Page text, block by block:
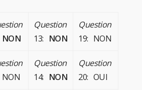
NON
Question
13: NON
Question
19: NON
Question
14: NON
Question
20: OUI